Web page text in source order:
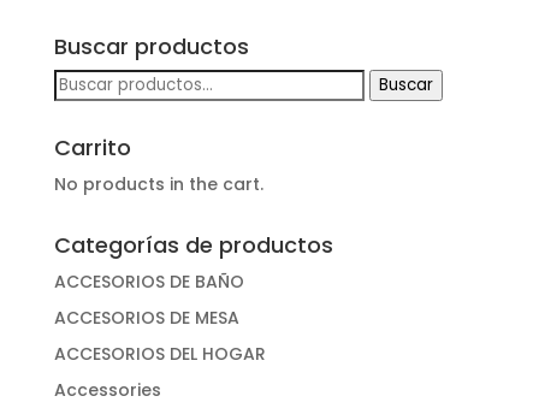
Buscar productos
Buscar
por:
Buscar
Carrito
No products in the cart.
Categorías de productos
ACCESORIOS DE BAÑO
ACCESORIOS DE MESA
ACCESORIOS DEL HOGAR
Accessories